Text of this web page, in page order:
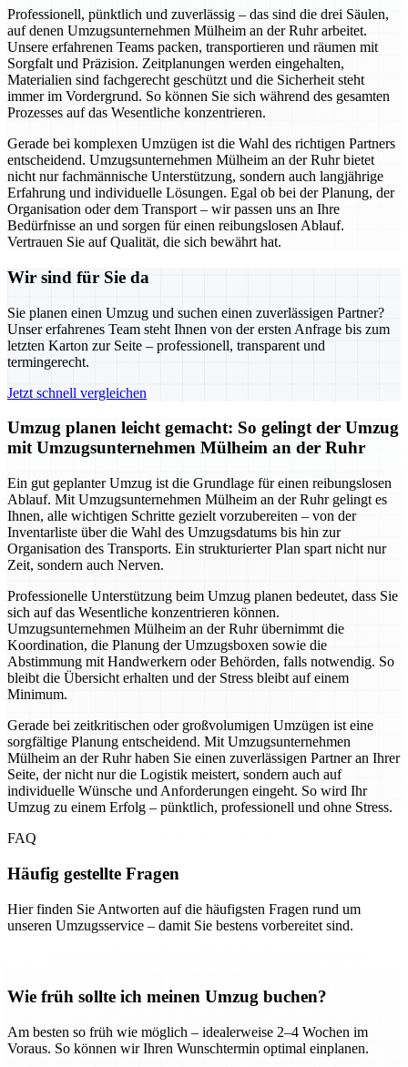
Professionell, pünktlich und zuverlässig – das sind die drei Säulen,
auf denen Umzugsunternehmen Mülheim an der Ruhr arbeitet.
Unsere erfahrenen Teams packen, transportieren und räumen mit
Sorgfalt und Präzision. Zeitplanungen werden eingehalten,
Materialien sind fachgerecht geschützt und die Sicherheit steht
immer im Vordergrund. So können Sie sich während des gesamten
Prozesses auf das Wesentliche konzentrieren.
Gerade bei komplexen Umzügen ist die Wahl des richtigen Partners
entscheidend. Umzugsunternehmen Mülheim an der Ruhr bietet
nicht nur fachmännische Unterstützung, sondern auch langjährige
Erfahrung und individuelle Lösungen. Egal ob bei der Planung, der
Organisation oder dem Transport – wir passen uns an Ihre
Bedürfnisse an und sorgen für einen reibungslosen Ablauf.
Vertrauen Sie auf Qualität, die sich bewährt hat.
Wir sind für Sie da
Sie planen einen Umzug und suchen einen zuverlässigen Partner?
Unser erfahrenes Team steht Ihnen von der ersten Anfrage bis zum
letzten Karton zur Seite – professionell, transparent und
termingerecht.
Jetzt schnell vergleichen
Umzug planen leicht gemacht: So gelingt der Umzug
mit Umzugsunternehmen Mülheim an der Ruhr
Ein gut geplanter Umzug ist die Grundlage für einen reibungslosen
Ablauf. Mit Umzugsunternehmen Mülheim an der Ruhr gelingt es
Ihnen, alle wichtigen Schritte gezielt vorzubereiten – von der
Inventarliste über die Wahl des Umzugsdatums bis hin zur
Organisation des Transports. Ein strukturierter Plan spart nicht nur
Zeit, sondern auch Nerven.
Professionelle Unterstützung beim Umzug planen bedeutet, dass Sie
sich auf das Wesentliche konzentrieren können.
Umzugsunternehmen Mülheim an der Ruhr übernimmt die
Koordination, die Planung der Umzugsboxen sowie die
Abstimmung mit Handwerkern oder Behörden, falls notwendig. So
bleibt die Übersicht erhalten und der Stress bleibt auf einem
Minimum.
Gerade bei zeitkritischen oder großvolumigen Umzügen ist eine
sorgfältige Planung entscheidend. Mit Umzugsunternehmen
Mülheim an der Ruhr haben Sie einen zuverlässigen Partner an Ihrer
Seite, der nicht nur die Logistik meistert, sondern auch auf
individuelle Wünsche und Anforderungen eingeht. So wird Ihr
Umzug zu einem Erfolg – pünktlich, professionell und ohne Stress.
FAQ
Häufig gestellte Fragen
Hier finden Sie Antworten auf die häufigsten Fragen rund um
unseren Umzugsservice – damit Sie bestens vorbereitet sind.
Wie früh sollte ich meinen Umzug buchen?
Am besten so früh wie möglich – idealerweise 2–4 Wochen im
Voraus. So können wir Ihren Wunschtermin optimal einplanen.